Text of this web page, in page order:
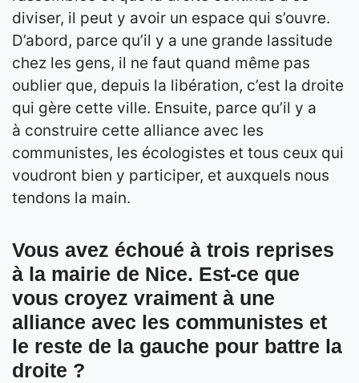
diviser, il peut y avoir un espace qui s’ouvre.
D’abord, parce qu’il y a une grande lassitude
chez les gens, il ne faut quand même pas
oublier que, depuis la libération, c’est la droite
qui gère cette ville. Ensuite, parce qu’il y a
à construire cette alliance avec les
communistes, les écologistes et tous ceux qui
voudront bien y participer, et auxquels nous
tendons la main.
Vous avez échoué à trois reprises
à la mairie de Nice. Est-ce que
vous croyez vraiment à une
alliance avec les communistes et
le reste de la gauche pour battre la
droite ?